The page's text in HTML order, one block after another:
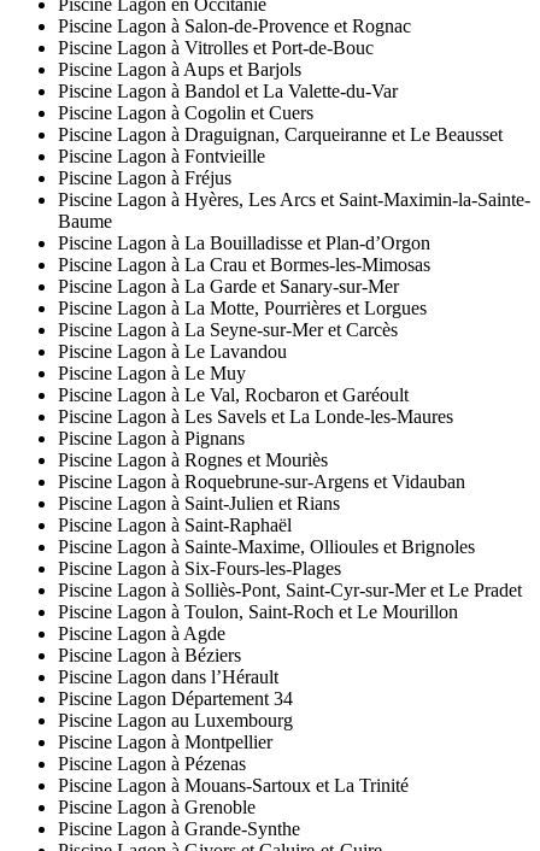
Piscine Lagon à Salon-de-Provence et Rognac
Piscine Lagon à Vitrolles et Port-de-Bouc
Piscine Lagon à Aups et Barjols
Piscine Lagon à Bandol et La Valette-du-Var
Piscine Lagon à Cogolin et Cuers
Piscine Lagon à Draguignan, Carqueiranne et Le Beausset
Piscine Lagon à Fontvieille
Piscine Lagon à Fréjus
Piscine Lagon à Hyères, Les Arcs et Saint-Maximin-la-Sainte-
Baume
Piscine Lagon à La Bouilladisse et Plan-d’Orgon
Piscine Lagon à La Crau et Bormes-les-Mimosas
Piscine Lagon à La Garde et Sanary-sur-Mer
Piscine Lagon à La Motte, Pourrières et Lorgues
Piscine Lagon à La Seyne-sur-Mer et Carcès
Piscine Lagon à Le Lavandou
Piscine Lagon à Le Muy
Piscine Lagon à Le Val, Rocbaron et Garéoult
Piscine Lagon à Les Savels et La Londe-les-Maures
Piscine Lagon à Pignans
Piscine Lagon à Rognes et Mouriès
Piscine Lagon à Roquebrune-sur-Argens et Vidauban
Piscine Lagon à Saint-Julien et Rians
Piscine Lagon à Saint-Raphaël
Piscine Lagon à Sainte-Maxime, Ollioules et Brignoles
Piscine Lagon à Six-Fours-les-Plages
Piscine Lagon à Solliès-Pont, Saint-Cyr-sur-Mer et Le Pradet
Piscine Lagon à Toulon, Saint-Roch et Le Mourillon
Piscine Lagon à Agde
Piscine Lagon à Béziers
Piscine Lagon dans l’Hérault
Piscine Lagon Département 34
Piscine Lagon au Luxembourg
Piscine Lagon à Montpellier
Piscine Lagon à Pézenas
Piscine Lagon à Mouans-Sartoux et La Trinité
Piscine Lagon à Grenoble
Piscine Lagon à Grande-Synthe